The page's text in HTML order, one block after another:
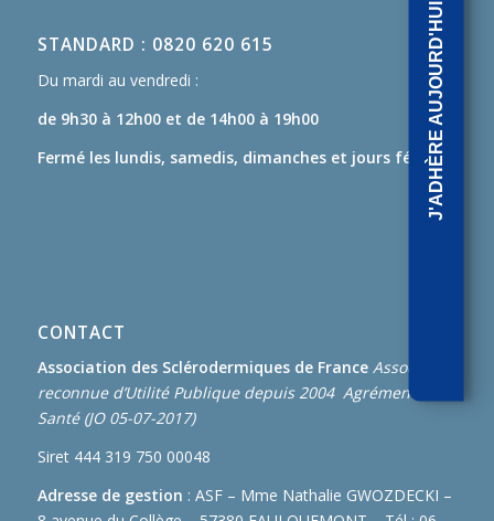
STANDARD : 0820 620 615
Du mardi au vendredi :
de 9h30 à 12h00 et de 14h00 à 19h00
Fermé les lundis, samedis, dimanches et jours fériés.
CONTACT
Association des Sclérodermiques de France Association
reconnue d’Utilité Publique depuis 2004 Agrément de
Santé (JO 05-07-2017)
Siret 444 319 750 00048
Adresse de gestion : ASF – Mme Nathalie GWOZDECKI –
J'ADHÈRE AUJOURD'HUI